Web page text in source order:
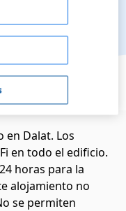
en Dalat. Los
en todo el edificio.
horas para la
alojamiento no
se permiten